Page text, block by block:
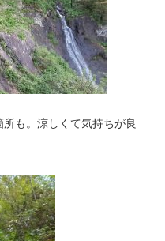
も。涼しくて気持ちが良